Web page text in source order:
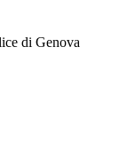
di Genova